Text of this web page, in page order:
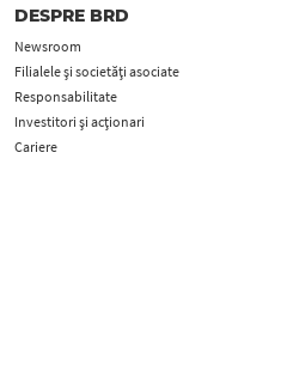
DESPRE BRD
Newsroom
Filialele și societăți asociate
Responsabilitate
Investitori și acționari
Cariere